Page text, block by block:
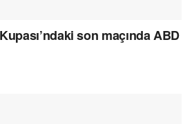
son maçında ABD